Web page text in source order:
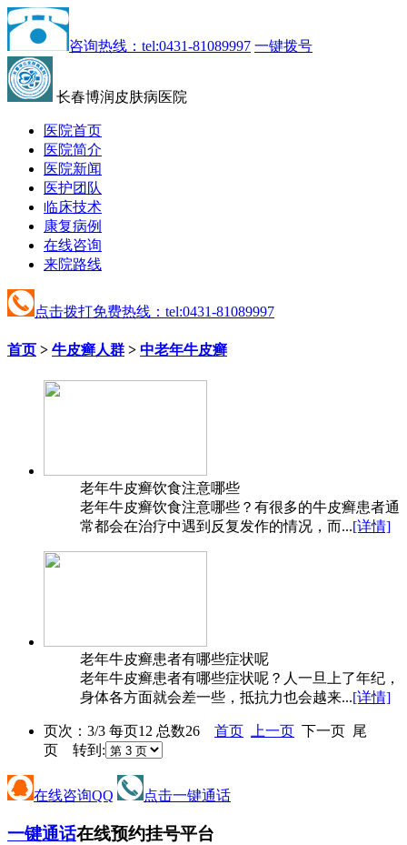
咨询热线：tel:0431-81089997 一键拨号
长春博润皮肤病医院
医院首页
医院简介
医院新闻
医护团队
临床技术
康复病例
在线咨询
来院路线
点击拨打免费热线：tel:0431-81089997
首页 > 牛皮癣人群 > 中老年牛皮癣
老年牛皮癣饮食注意哪些
老年牛皮癣饮食注意哪些？有很多的牛皮癣患者通
常都会在治疗中遇到反复发作的情况，而...[详情]
老年牛皮癣患者有哪些症状呢
老年牛皮癣患者有哪些症状呢？人一旦上了年纪，
身体各方面就会差一些，抵抗力也会越来...[详情]
页次：3/3 每页12 总数26 首页 上一页 下一页 尾
页 转到:
在线咨询QQ 点击一键通话
一键通话在线预约挂号平台